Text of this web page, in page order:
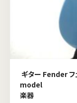
ギター Fender フ
model
楽器